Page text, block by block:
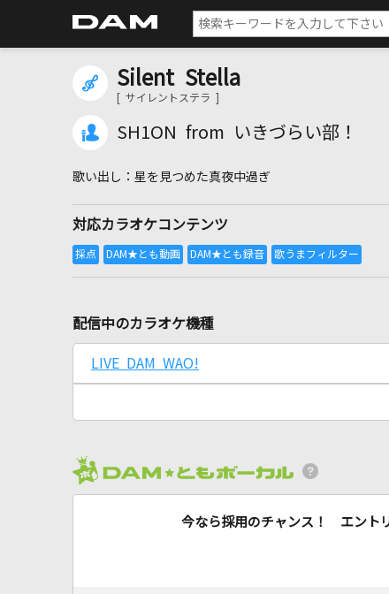
Silent Stella
[ サイレントステラ ]
SH1ON from いきづらい部！
星を見つめた真夜中過ぎ
対応カラオケコンテンツ
配信中のカラオケ機種
LIVE DAM WAO!
今なら採用のチャンス！ エント